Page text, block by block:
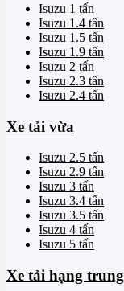
Isuzu 1 tấn
Isuzu 1.4 tấn
Isuzu 1.5 tấn
Isuzu 1.9 tấn
Isuzu 2 tấn
Isuzu 2.3 tấn
Isuzu 2.4 tấn
Xe tải vừa
Isuzu 2.5 tấn
Isuzu 2.9 tấn
Isuzu 3 tấn
Isuzu 3.4 tấn
Isuzu 3.5 tấn
Isuzu 4 tấn
Isuzu 5 tấn
Xe tải hạng trung